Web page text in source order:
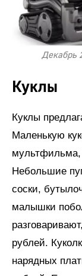
Декабрь
Куклы
Куклы
Маленькую
мультфильма,
Небольшие
соски,
малышки
рублей.
нарядных